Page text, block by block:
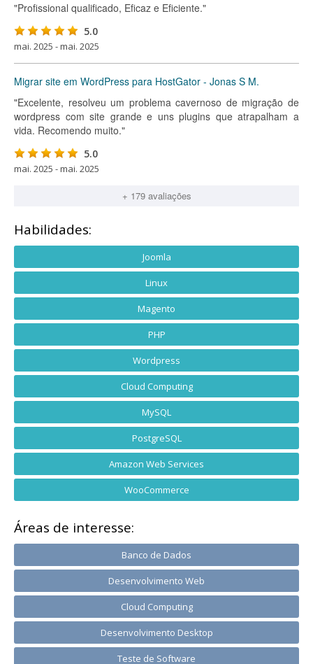
"Profissional qualificado, Eficaz e Eficiente."
5.0
mai. 2025 - mai. 2025
Migrar site em WordPress para HostGator - Jonas S M.
"Excelente, resolveu um problema cavernoso de migração de
wordpress com site grande e uns plugins que atrapalham a
vida. Recomendo muito."
5.0
mai. 2025 - mai. 2025
+ 179 avaliações
Habilidades:
Joomla
Linux
Magento
PHP
Wordpress
Cloud Computing
MySQL
PostgreSQL
Amazon Web Services
WooCommerce
Áreas de interesse:
Banco de Dados
Desenvolvimento Web
Cloud Computing
Desenvolvimento Desktop
Teste de Software